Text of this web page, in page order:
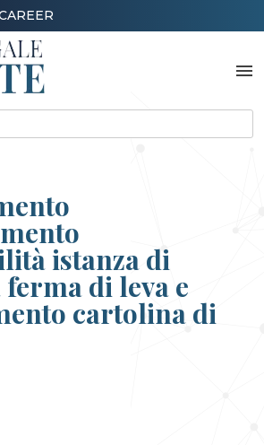
menu
istanza di
di leva e
cartolina di